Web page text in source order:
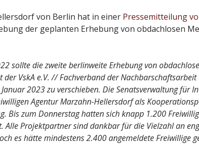
von Berlin hat in einer Pressemitteilung
der geplanten Erhebung von obdachlosen
sollte die zweite berlinweite Erhebung von
VskA e.V. // Fachverband der Nachbarschaftsarbeit
2023 zu verschieben. Die Senatsverwaltung für
Agentur Marzahn-Hellersdorf als
Bis zum Donnerstag hatten sich knapp 1.200
Alle Projektpartner sind dankbar für die Vielzahl an
es hätte mindestens 2.400 angemeldete Freiwillige